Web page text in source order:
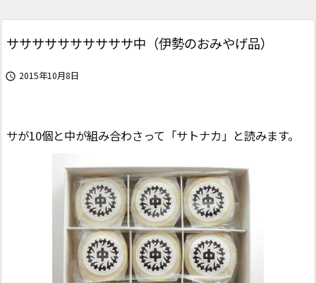
ササササササササササ中（伊勢のおみやげ品）
 2015年10月8日
サが10個と中が組み合わさって「サトナカ」と読みます。